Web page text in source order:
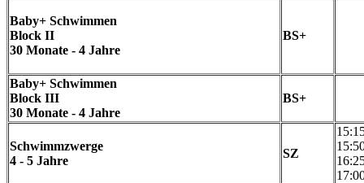
Baby+ Schwimmen
Block II
30 Monate - 4 Jahre
BS+
Baby+ Schwimmen
Block III
30 Monate - 4 Jahre
BS+
Schwimmzwerge
4 - 5 Jahre
SZ